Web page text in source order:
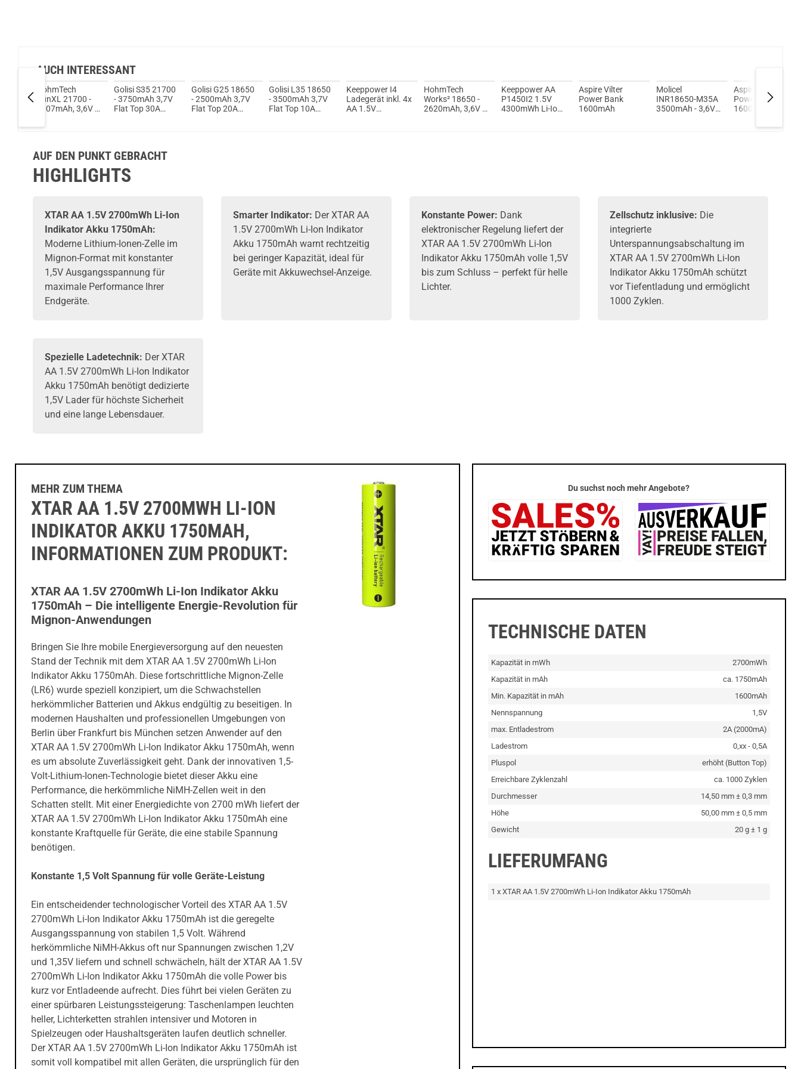
AUCH INTERESSANT
HohmTech
RunXL 21700 -
4007mAh, 3,6V -
38,6A
Golisi S35 21700
- 3750mAh 3,7V
Flat Top 30A
Golisi G25 18650
- 2500mAh 3,7V
Flat Top 20A
Golisi L35 18650
- 3500mAh 3,7V
Flat Top 10A
Keeppower I4
Ladegerät inkl. 4x
AA 1.5V
HohmTech
Works² 18650 -
2620mAh, 3,6V -
Keeppower AA
P1450I2 1.5V
4300mWh Li-Ion
Aspire Vilter
Power Bank
1600mAh
Molicel
INR18650-M35A
3500mAh - 3,6V
Aspire Vilter Pro
Powerbank
1600mAh
AUF DEN PUNKT GEBRACHT
HIGHLIGHTS
XTAR AA 1.5V 2700mWh Li-Ion
Indikator Akku 1750mAh:
Moderne Lithium-Ionen-Zelle im
Mignon-Format mit konstanter
1,5V Ausgangsspannung für
maximale Performance Ihrer
Endgeräte.
Smarter Indikator: Der XTAR AA
1.5V 2700mWh Li-Ion Indikator
Akku 1750mAh warnt rechtzeitig
bei geringer Kapazität, ideal für
Geräte mit Akkuwechsel-Anzeige.
Konstante Power: Dank
elektronischer Regelung liefert der
XTAR AA 1.5V 2700mWh Li-Ion
Indikator Akku 1750mAh volle 1,5V
bis zum Schluss – perfekt für helle
Lichter.
Zellschutz inklusive: Die
integrierte
Unterspannungsabschaltung im
XTAR AA 1.5V 2700mWh Li-Ion
Indikator Akku 1750mAh schützt
vor Tiefentladung und ermöglicht
1000 Zyklen.
Spezielle Ladetechnik: Der XTAR
AA 1.5V 2700mWh Li-Ion Indikator
Akku 1750mAh benötigt dedizierte
1,5V Lader für höchste Sicherheit
und eine lange Lebensdauer.
MEHR ZUM THEMA
XTAR AA 1.5V 2700MWH LI-ION
INDIKATOR AKKU 1750MAH,
INFORMATIONEN ZUM PRODUKT:
XTAR AA 1.5V 2700mWh Li-Ion Indikator Akku
1750mAh – Die intelligente Energie-Revolution für
Mignon-Anwendungen
Bringen Sie Ihre mobile Energieversorgung auf den neuesten
Stand der Technik mit dem XTAR AA 1.5V 2700mWh Li-Ion
Indikator Akku 1750mAh. Diese fortschrittliche Mignon-Zelle
(LR6) wurde speziell konzipiert, um die Schwachstellen
herkömmlicher Batterien und Akkus endgültig zu beseitigen. In
modernen Haushalten und professionellen Umgebungen von
Berlin über Frankfurt bis München setzen Anwender auf den
XTAR AA 1.5V 2700mWh Li-Ion Indikator Akku 1750mAh, wenn
es um absolute Zuverlässigkeit geht. Dank der innovativen 1,5-
Volt-Lithium-Ionen-Technologie bietet dieser Akku eine
Performance, die herkömmliche NiMH-Zellen weit in den
Schatten stellt. Mit einer Energiedichte von 2700 mWh liefert der
XTAR AA 1.5V 2700mWh Li-Ion Indikator Akku 1750mAh eine
konstante Kraftquelle für Geräte, die eine stabile Spannung
benötigen.
Konstante 1,5 Volt Spannung für volle Geräte-Leistung
Ein entscheidender technologischer Vorteil des XTAR AA 1.5V
2700mWh Li-Ion Indikator Akku 1750mAh ist die geregelte
Ausgangsspannung von stabilen 1,5 Volt. Während
herkömmliche NiMH-Akkus oft nur Spannungen zwischen 1,2V
und 1,35V liefern und schnell schwächeln, hält der XTAR AA 1.5V
2700mWh Li-Ion Indikator Akku 1750mAh die volle Power bis
kurz vor Entladeende aufrecht. Dies führt bei vielen Geräten zu
einer spürbaren Leistungssteigerung: Taschenlampen leuchten
heller, Lichterketten strahlen intensiver und Motoren in
Spielzeugen oder Haushaltsgeräten laufen deutlich schneller.
Der XTAR AA 1.5V 2700mWh Li-Ion Indikator Akku 1750mAh ist
somit voll kompatibel mit allen Geräten, die ursprünglich für den
Du suchst noch mehr Angebote?
TECHNISCHE DATEN
Kapazität in mWh
2700mWh
Kapazität in mAh
ca. 1750mAh
Min. Kapazität in mAh
1600mAh
Nennspannung
1,5V
max. Entladestrom
2A (2000mA)
Ladestrom
0,xx - 0,5A
Pluspol
erhöht (Button Top)
Erreichbare Zyklenzahl
ca. 1000 Zyklen
Durchmesser
14,50 mm ± 0,3 mm
Höhe
50,00 mm ± 0,5 mm
Gewicht
20 g ± 1 g
LIEFERUMFANG
1 x XTAR AA 1.5V 2700mWh Li-Ion Indikator Akku 1750mAh